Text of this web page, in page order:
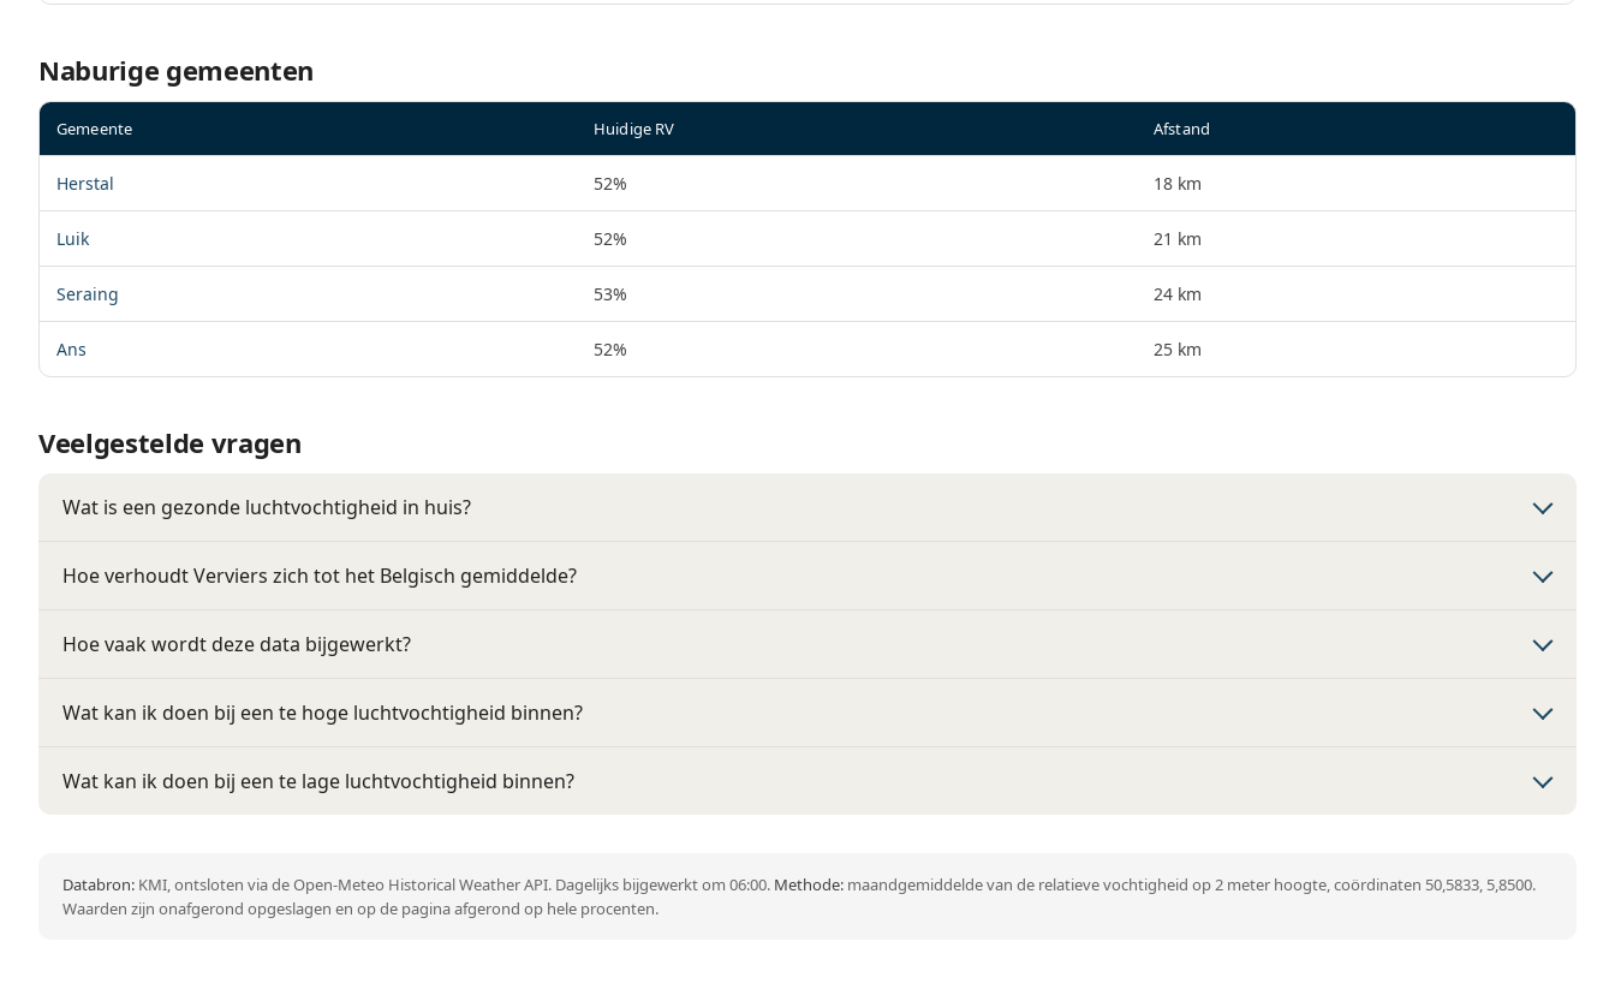
Naburige gemeenten
Gemeente Huidige RV Afstand
Herstal 52% 18 km
Luik 52% 21 km
Seraing 53% 24 km
Ans 52% 25 km
Veelgestelde vragen
Wat is een gezonde luchtvochtigheid in huis?
Hoe verhoudt Verviers zich tot het Belgisch gemiddelde?
Hoe vaak wordt deze data bijgewerkt?
Wat kan ik doen bij een te hoge luchtvochtigheid binnen?
Wat kan ik doen bij een te lage luchtvochtigheid binnen?
Databron: KMI, ontsloten via de Open-Meteo Historical Weather API. Dagelijks bijgewerkt om 06:00. Methode: maandgemiddelde van de relatieve vochtigheid op 2 meter hoogte, coördinaten 50,5833, 5,8500.
Waarden zijn onafgerond opgeslagen en op de pagina afgerond op hele procenten.